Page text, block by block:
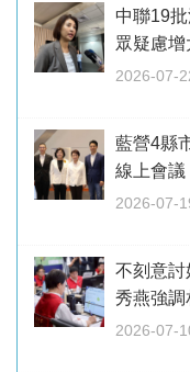
中聯19
眾疑慮增
2026-07-
藍營4縣
線上會議
2026-07-
不刻意
秀燕強調
2026-07-